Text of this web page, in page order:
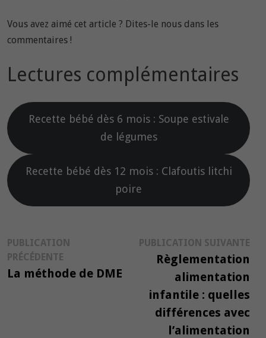
Vous avez aimé cet article ? Dites-le nous dans les
commentaires !
Lectures complémentaires
Recette bébé dès 6 mois : Soupe estivale
de légumes
Recette bébé dès 12 mois : Clafoutis litchi
poire
Navigation
de
PUBLICATION
PRÉCÉDENTE
précédente :
La méthode de DME
PUBLICATION SUIVANTE
Règlementation
alimentation
infantile : quelles
différences avec
l’alimentation